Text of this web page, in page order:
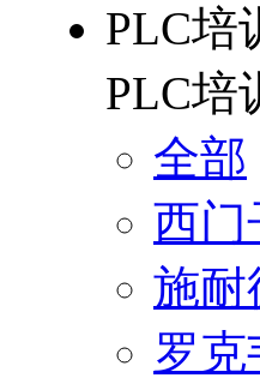
PLC培
PLC培
全部
西门
施耐
罗克